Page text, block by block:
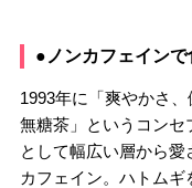
●ノンカフェイン
1993年に「爽やかさ
無糖茶」というコンセ
として幅広い層から
カフェイン。ハトム